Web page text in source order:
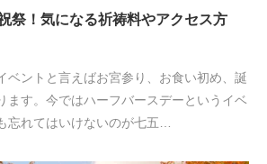
祭！気になる祈祷料やアクセス方
ベントと言えばお宮参り、お食い初め、誕
ます。今ではハーフバースデーというイベ
忘れてはいけないのが七五…